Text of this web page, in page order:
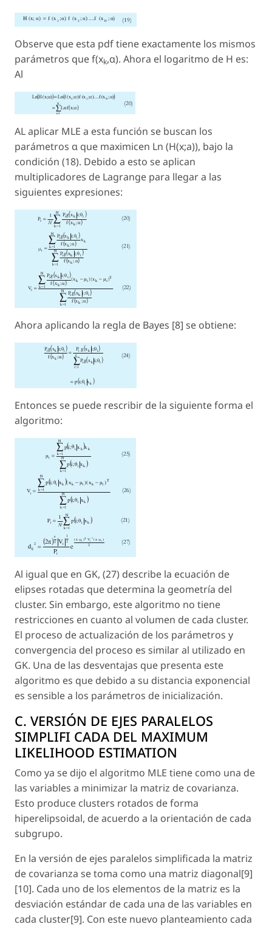
Observe que esta pdf tiene exactamente los mismos
parámetros que f(xk,α). Ahora el logaritmo de H es:
Al
AL aplicar MLE a esta función se buscan los
parámetros α que maximicen Ln (H(x;a)), bajo la
condición (18). Debido a esto se aplican
multiplicadores de Lagrange para llegar a las
siguientes expresiones:
Ahora aplicando la regla de Bayes [8] se obtiene:
Entonces se puede rescribir de la siguiente forma el
algoritmo:
Al igual que en GK, (27) describe la ecuación de
elipses rotadas que determina la geometría del
cluster. Sin embargo, este algoritmo no tiene
restricciones en cuanto al volumen de cada cluster.
El proceso de actualización de los parámetros y
convergencia del proceso es similar al utilizado en
GK. Una de las desventajas que presenta este
algoritmo es que debido a su distancia exponencial
es sensible a los parámetros de inicialización.
C. VERSIÓN DE EJES PARALELOS
SIMPLIFI CADA DEL MAXIMUM
LIKELIHOOD ESTIMATION
Como ya se dijo el algoritmo MLE tiene como una de
las variables a minimizar la matriz de covarianza.
Esto produce clusters rotados de forma
hiperelipsoidal, de acuerdo a la orientación de cada
subgrupo.
En la versión de ejes paralelos simplificada la matriz
de covarianza se toma como una matriz diagonal[9]
[10]. Cada uno de los elementos de la matriz es la
desviación estándar de cada una de las variables en
cada cluster[9]. Con este nuevo planteamiento cada